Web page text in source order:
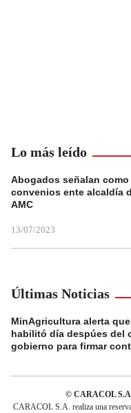
Lo más leído
Abogados señalan
convenios ente alcaldía
AMC
13/07/2023
Últimas Noticias
MinAgricultura alerta que
habilitó día despúes del
gobierno para firmar
© CARACOL S.A.
CARACOL S.A. realiza una